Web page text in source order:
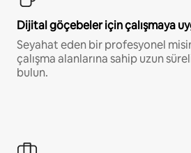
Dijital göçebeler için çalışmaya
Seyahat eden bir profesyonel
çalışma alanlarına sahip uzun
bulun.